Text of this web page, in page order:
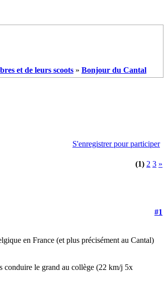
et de leurs scoots » Bonjour du Cantal
S'enregistrer pour participer
(1) 2 3 »
#1
en France (et plus précisément au Cantal)
conduire le grand au collège (22 km/j 5x